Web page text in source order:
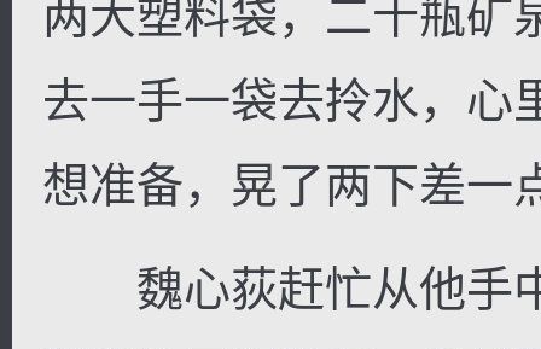
两大塑料袋，二十瓶矿
去一手一袋去拎水，心
想准备，晃了两下差一
魏心荻赶忙从他手中